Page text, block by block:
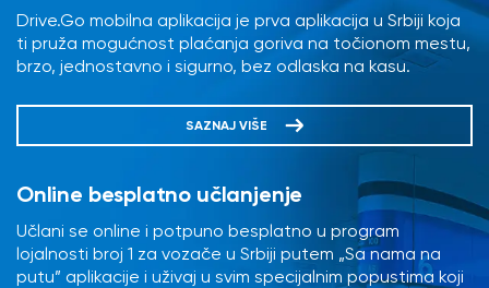
Drive.Go mobilna aplikacija je prva aplikacija u Srbiji koja
ti pruža mogućnost plaćanja goriva na točionom mestu,
brzo, jednostavno i sigurno, bez odlaska na kasu.
SAZNAJ VIŠE
Online besplatno učlanjenje
Učlani se online i potpuno besplatno u program
lojalnosti broj 1 za vozače u Srbiji putem „Sa nama na
putu” aplikacije i uživaj u svim specijalnim popustima koji